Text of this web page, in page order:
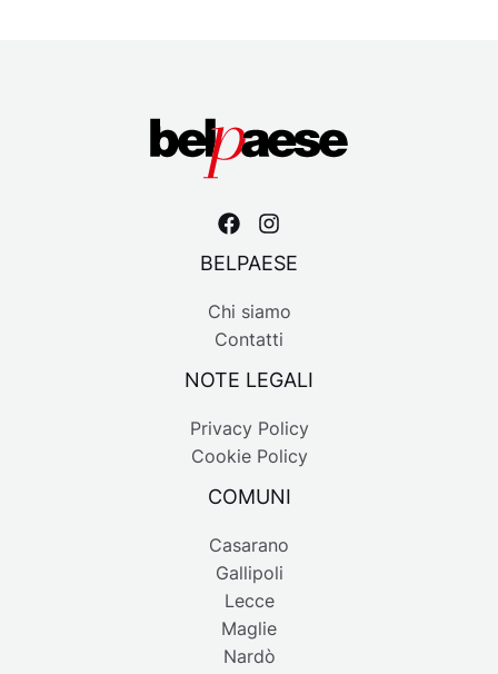
BELPAESE
Chi siamo
Contatti
NOTE LEGALI
Privacy Policy
Cookie Policy
COMUNI
Casarano
Gallipoli
Lecce
Maglie
Nardò